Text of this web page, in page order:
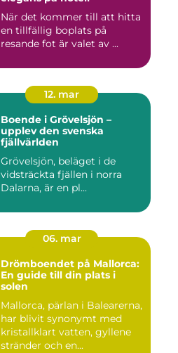
När det kommer till att hitta
en tillfällig boplats på
resande fot är valet av ...
12. mar
Boende i Grövelsjön –
upplev den svenska
fjällvärlden
Grövelsjön, beläget i de
vidsträckta fjällen i norra
Dalarna, är en pl...
06. mar
Drömboendet på Mallorca:
En guide till din plats i
solen
Mallorca, pärlan i Balearerna,
har blivit synonymt med
kristallklart vatten, gyllene
stränder och en...